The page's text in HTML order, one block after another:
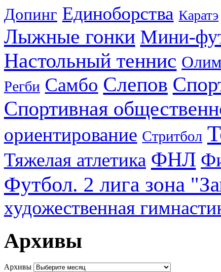
Допинг Единоборства Каратэ
Лыжные гонки Мини-
Настольный теннис
Регби Самбо Слепов
Спортивная
ориентирование Стритбол
Тяжелая атлетика ФНЛ
Футбол. 2 лига зона
художественная
Архивы
Архивы